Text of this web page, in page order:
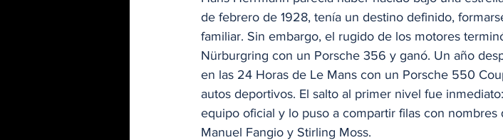
de febrero de 1928, tenía un destino definido,
familiar. Sin embargo, el rugido de los motores
Nürburgring con un Porsche 356 y ganó. Un año
en las 24 Horas de Le Mans con un Porsche 550
autos deportivos. El salto al primer nivel fue
equipo oficial y lo puso a compartir filas con
Manuel Fangio y Stirling Moss.